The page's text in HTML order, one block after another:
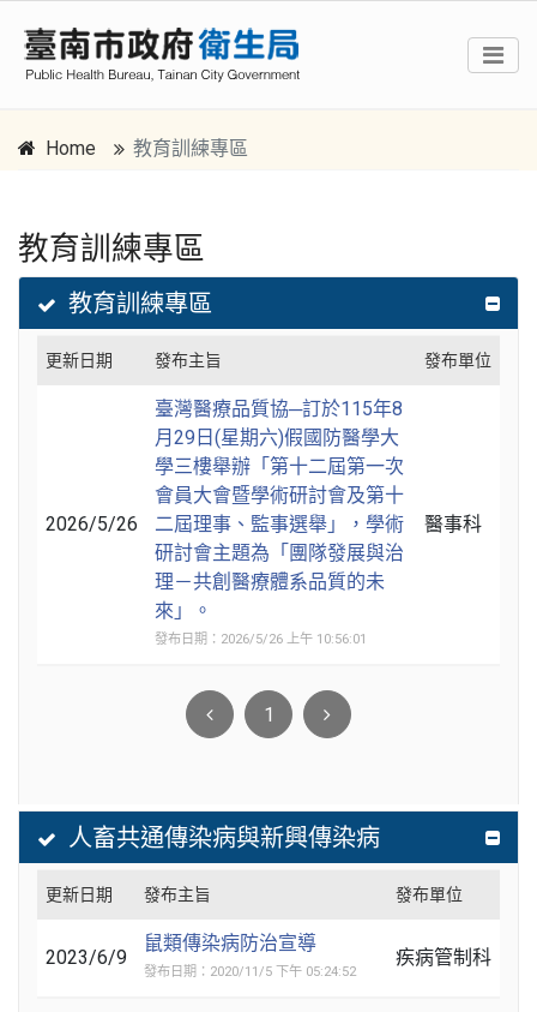
Home 教育訓練專區
跳到主要內容區塊
教育訓練專區
教育訓練專區
更新日期 發布主旨 發布單位
2026/5/26
臺灣醫療品質協─訂於115年8
月29日(星期六)假國防醫學大
學三樓舉辦「第十二屆第一次
會員大會暨學術研討會及第十
二屆理事、監事選舉」，學術
研討會主題為「團隊發展與治
理－共創醫療體系品質的未
來」。
發布日期：2026/5/26 上午 10:56:01
醫事科
1
人畜共通傳染病與新興傳染病
更新日期 發布主旨 發布單位
2023/6/9
鼠類傳染病防治宣導
發布日期：2020/11/5 下午 05:24:52
疾病管制科